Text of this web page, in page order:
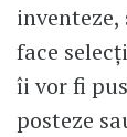
face
îi vor fi
posteze